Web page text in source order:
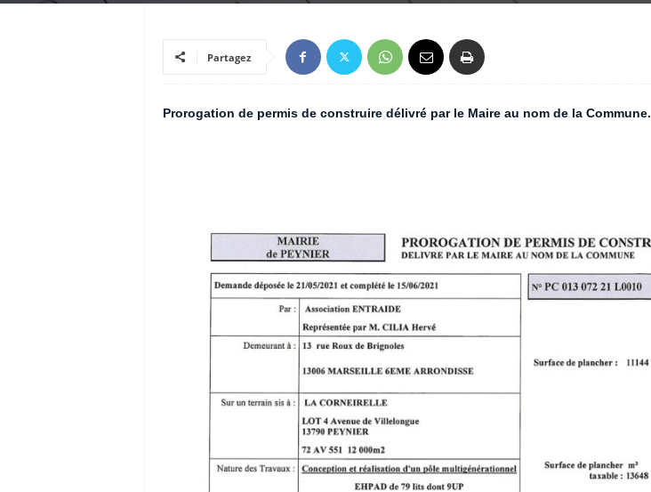
Partagez
Prorogation de permis de construire délivré par le Maire au nom de la Commune.